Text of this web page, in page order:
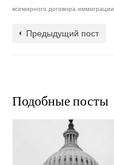
всемирного договора иммиграции
Предыдущий пост
Подобные посты